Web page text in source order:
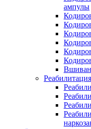
ампулы
Реабилитация